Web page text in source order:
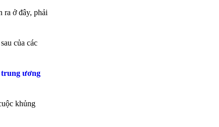
ra ở đây, phải
của các
trung ương
khủng